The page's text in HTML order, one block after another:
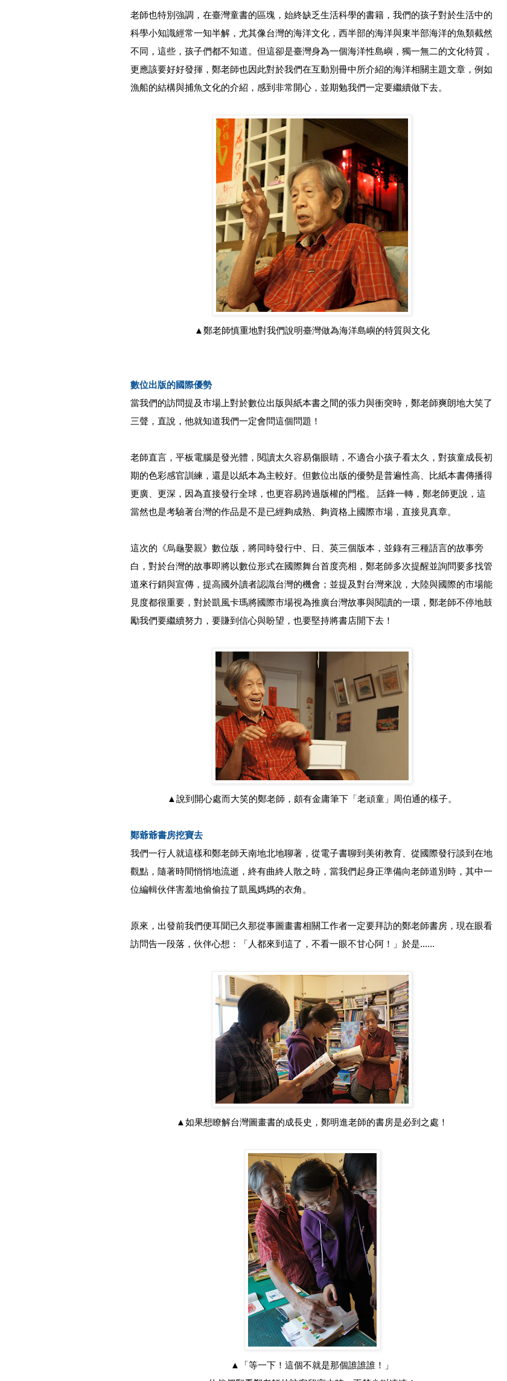
老師也特別強調，在臺灣童書的區塊，始終缺乏生活科學的書籍，我們的孩子對於生活中的
科學小知識經常一知半解，尤其像台灣的海洋文化，西半部的海洋與東半部海洋的魚類截然
不同，這些，孩子們都不知道。但這卻是臺灣身為一個海洋性島嶼，獨一無二的文化特質，
更應該要好好發揮，鄭老師也因此對於我們在互動別冊中所介紹的海洋相關主題文章，例如
漁船的結構與捕魚文化的介紹，感到非常開心，並期勉我們一定要繼續做下去。
▲鄭老師慎重地對我們說明臺灣做為海洋島嶼的特質與文化
數位出版的國際優勢
當我們的訪問提及市場上對於數位出版與紙本書之間的張力與衝突時，鄭老師爽朗地大笑了
三聲，直說，他就知道我們一定會問這個問題！
老師直言，平板電腦是發光體，閱讀太久容易傷眼睛，不適合小孩子看太久，對孩童成長初
期的色彩感官訓練，還是以紙本為主較好。但數位出版的優勢是普遍性高、比紙本書傳播得
更廣、更深，因為直接發行全球，也更容易跨過版權的門檻。 話鋒一轉，鄭老師更說，這
當然也是考驗著台灣的作品是不是已經夠成熟、夠資格上國際市場，直接見真章。
這次的《烏龜娶親》數位版，將同時發行中、日、英三個版本，並錄有三種語言的故事旁
白，對於台灣的故事即將以數位形式在國際舞台首度亮相，鄭老師多次提醒並詢問要多找管
道來行銷與宣傳，提高國外讀者認識台灣的機會；並提及對台灣來說，大陸與國際的市場能
見度都很重要，對於凱風卡瑪將國際市場視為推廣台灣故事與閱讀的一環，鄭老師不停地鼓
勵我們要繼續努力，要賺到信心與盼望，也要堅持將書店開下去！
▲說到開心處而大笑的鄭老師，頗有金庸筆下「老頑童」周伯通的樣子。
鄭爺爺書房挖寶去
我們一行人就這樣和鄭老師天南地北地聊著，從電子書聊到美術教育、從國際發行談到在地
觀點，隨著時間悄悄地流逝，終有曲終人散之時，當我們起身正準備向老師道別時，其中一
位編輯伙伴害羞地偷偷拉了凱風媽媽的衣角。
原來，出發前我們便耳聞已久那從事圖畫書相關工作者一定要拜訪的鄭老師書房，現在眼看
訪問告一段落，伙伴心想：「人都來到這了，不看一眼不甘心阿！」於是......
▲如果想瞭解台灣圖畫書的成長史，鄭明進老師的書房是必到之處 ！
▲「等一下！這個不就是那個誰誰誰 ！
」